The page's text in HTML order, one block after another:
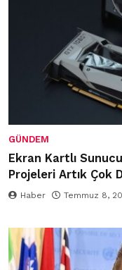
GÜNDEM
Ekran Kartlı
Projeleri Artık Çok
Haber Temmuz 8,